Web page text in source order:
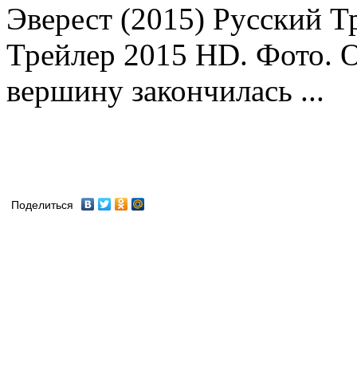
Эверест (2015) Русский
Трейлер 2015 HD. Фото.
вершину закончилась ...
Поделиться